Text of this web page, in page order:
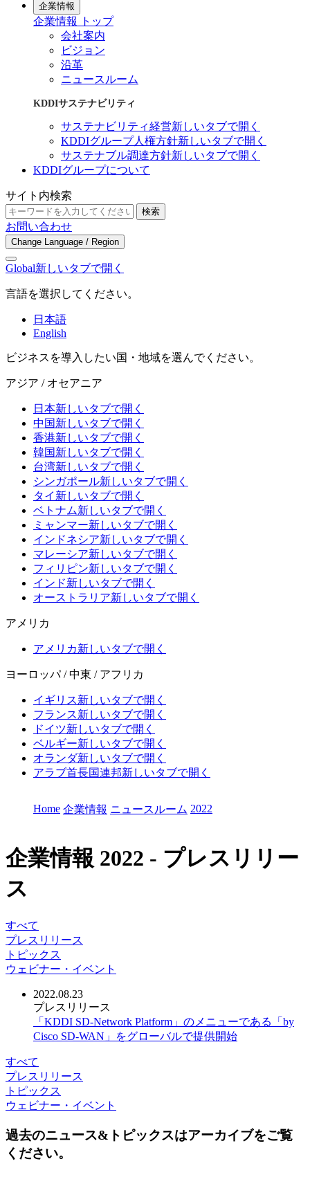
企業情報
企業情報 トップ
会社案内
ビジョン
沿革
ニュースルーム
KDDIサステナビリティ
サステナビリティ経営新しいタブで開く
KDDIグループ人権方針新しいタブで開く
サステナブル調達方針新しいタブで開く
KDDIグループについて
サイト内検索
検索
お問い合わせ
Change Language / Region
Global新しいタブで開く
言語を選択してください。
日本語
English
ビジネスを導入したい国・地域を選んでください。
アジア / オセアニア
日本新しいタブで開く
中国新しいタブで開く
香港新しいタブで開く
韓国新しいタブで開く
台湾新しいタブで開く
シンガポール新しいタブで開く
タイ 新しいタブで開く
ベトナム新しいタブで開く
ミャンマー新しいタブで開く
インドネシア新しいタブで開く
マレーシア新しいタブで開く
フィリピン新しいタブで開く
インド新しいタブで開く
オーストラリア新しいタブで開く
アメリカ
アメリカ新しいタブで開く
ヨーロッパ / 中東 / アフリカ
イギリス新しいタブで開く
フランス新しいタブで開く
ドイツ新しいタブで開く
ベルギー新しいタブで開く
オランダ新しいタブで開く
アラブ首長国連邦新しいタブで開く
Home 企業情報 ニュースルーム 2022
企業情報 2022 - プレスリリー
ス
すべて
プレスリリース
トピックス
ウェビナー・イベント
2022.08.23
プレスリリース
「KDDI SD-Network Platform」のメニューである「by
Cisco SD-WAN」をグローバルで提供開始
すべて
プレスリリース
トピックス
ウェビナー・イベント
過去のニュース&トピックスはアーカイブをご覧
ください。